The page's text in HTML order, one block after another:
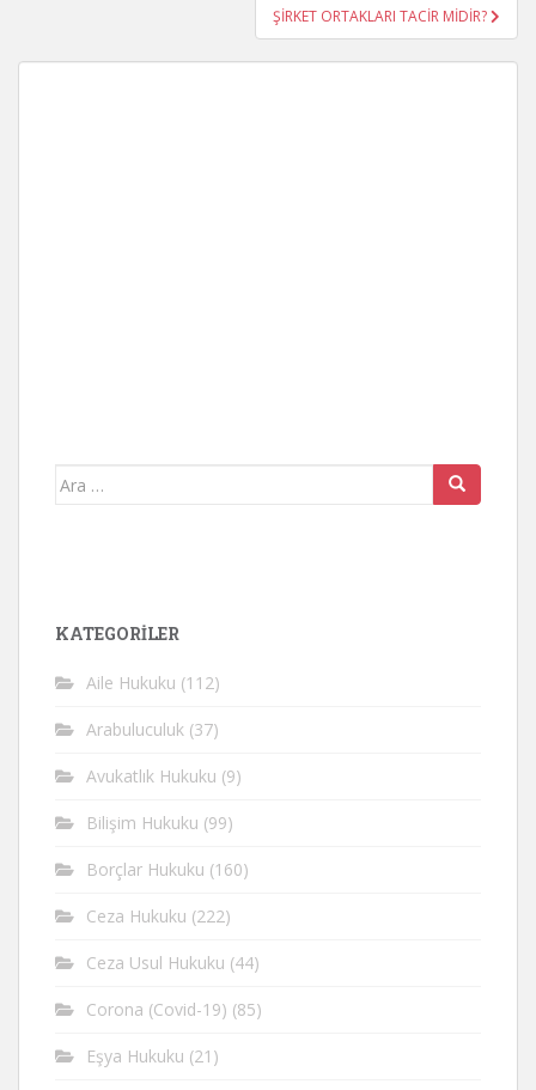
ŞİRKET ORTAKLARI TACİR MİDİR?
Arama
KATEGORİLER
Aile Hukuku (112)
Arabuluculuk (37)
Avukatlık Hukuku (9)
Bilişim Hukuku (99)
Borçlar Hukuku (160)
Ceza Hukuku (222)
Ceza Usul Hukuku (44)
Corona (Covid-19) (85)
Eşya Hukuku (21)